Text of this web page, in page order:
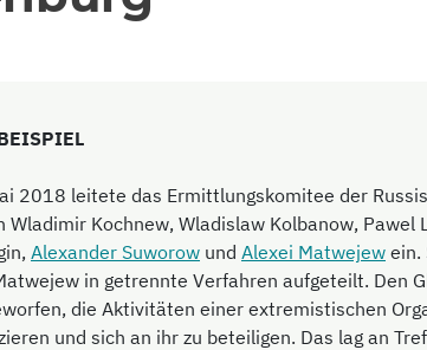
2018 leitete das Ermittlungskomitee der
Wladimir Kochnew, Wladislaw Kolbanow, Pawel
Alexander Suworow und Alexei Matwejew ein.
in getrennte Verfahren aufgeteilt. Den
die Aktivitäten einer extremistischen
und sich an ihr zu beteiligen. Das lag an